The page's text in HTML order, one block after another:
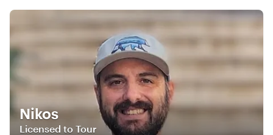
Nikos
Licensed to Tour